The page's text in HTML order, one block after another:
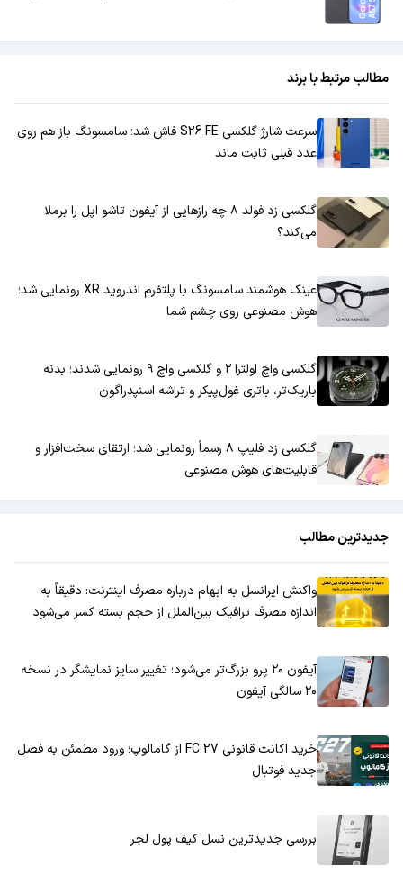
مطالب مرتبط با برند
سرعت شارژ گلکسی S26 FE فاش شد؛ سامسونگ باز هم روی
عدد قبلی ثابت ماند
گلکسی زد فولد ۸ چه رازهایی از آیفون تاشو اپل را برملا
می‌کند؟
عینک هوشمند سامسونگ با پلتفرم اندروید XR رونمایی شد؛
هوش مصنوعی روی چشم شما
گلکسی واچ اولترا ۲ و گلکسی واچ ۹ رونمایی شدند؛ بدنه
باریک‌تر، باتری غول‌پیکر و تراشه اسنپدراگون
گلکسی زد فلیپ ۸ رسماً رونمایی شد؛ ارتقای سخت‌افزار و
قابلیت‌های هوش مصنوعی
جدیدترین مطالب
واکنش ایرانسل به ابهام درباره مصرف اینترنت: دقیقاً به
اندازه مصرف ترافیک بین‌الملل از حجم بسته کسر می‌شود
آیفون ۲۰ پرو بزرگ‌تر می‌شود؛ تغییر سایز نمایشگر در نسخه
۲۰ سالگی آیفون
خرید اکانت قانونی FC 27 از گامالوپ؛ ورود مطمئن به فصل
جدید فوتبال
بررسی جدیدترین نسل کیف پول لجر